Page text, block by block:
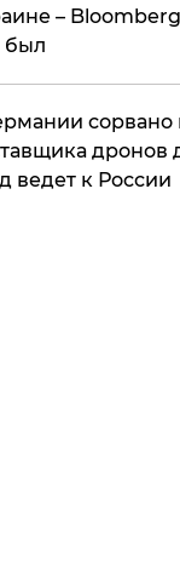
–
был
дронов
ведет к России